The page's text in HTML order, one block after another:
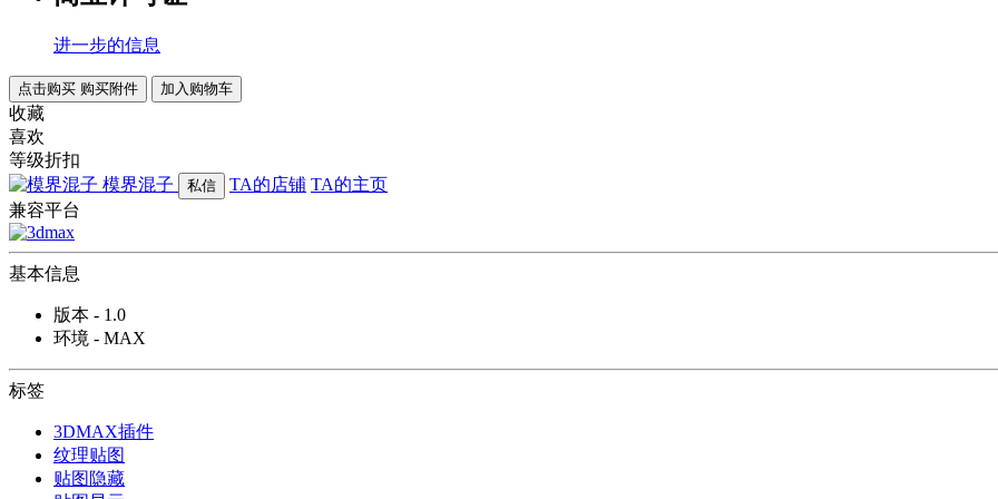
进一步的信息
点击购买 购买附件 加入购物车
收藏
喜欢
等级折扣
模界混子
私信 TA的店铺 TA的主页
兼容平台
基本信息
版本 - 1.0
环境 - MAX
标签
3DMAX插件
纹理贴图
贴图隐藏